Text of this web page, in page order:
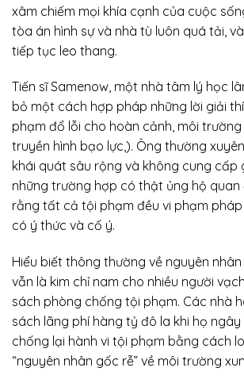
xâm chiếm mọi khía cạnh của cuộc
tòa án hình sự và nhà tù luôn quá tải,
tiếp tục leo thang.
Tiến sĩ Samenow, một nhà tâm lý học
bỏ một cách hợp pháp những lời giải
phạm đổ lỗi cho hoàn cảnh, môi trường
truyền hình bạo lực,). Ông thường
khái quát sâu rộng và không cung cấp
những trường hợp có thật ủng hộ quan
rằng tất cả tội phạm đều vi phạm
có ý thức và cố ý.
Hiểu biết thông thường về nguyên
vẫn là kim chỉ nam cho nhiều người
sách phòng chống tội phạm. Các nhà
sách lãng phí hàng tỷ đô la khi họ
chống lại hành vi tội phạm bằng cách
“nguyên nhân gốc rễ” về môi trường